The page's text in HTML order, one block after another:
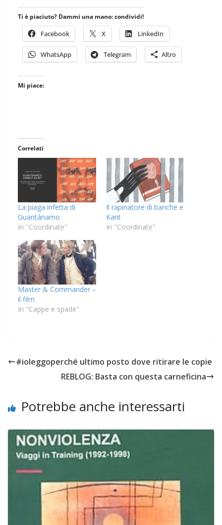
Ti è piaciuto? Dammi una mano: condividi!
Facebook X LinkedIn
WhatsApp Telegram Altro
Mi piace:
Correlati
La piaga infetta di
Guantánamo
In "Coordinate"
Il rapinatore di banche e
Kant
In "Coordinate"
Master & Commander –
il film
In "Cappe e spade"
#ioleggoperché ultimo posto dove ritirare le copie
REBLOG: Basta con questa carneficina
Potrebbe anche interessarti